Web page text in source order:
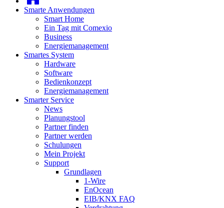
Smarte Anwendungen
Smart Home
Ein Tag mit Comexio
Business
Energiemanagement
Smartes System
Hardware
Software
Bedienkonzept
Energiemanagement
Smarter Service
News
Planungstool
Partner finden
Partner werden
Schulungen
Mein Projekt
Support
Grundlagen
1-Wire
EnOcean
EIB/KNX FAQ